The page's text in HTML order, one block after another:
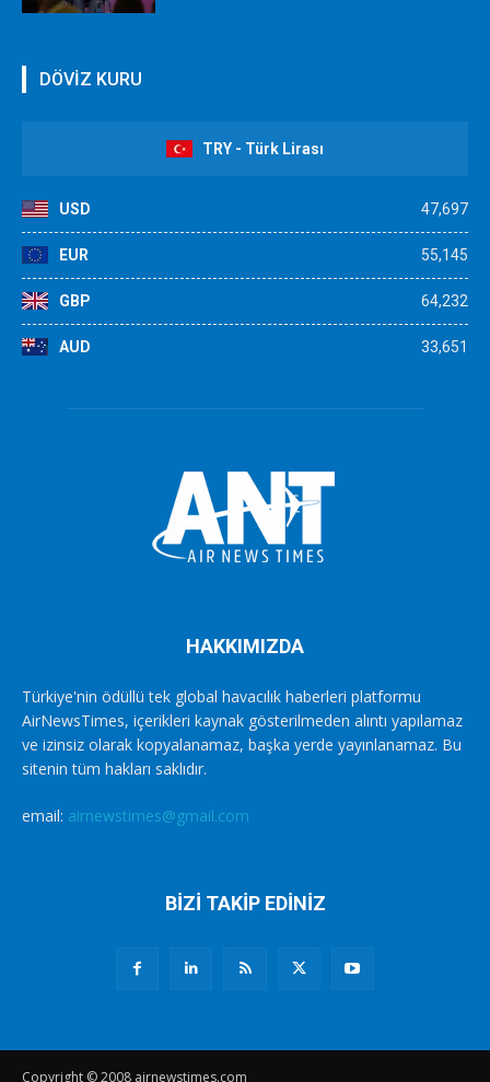
DÖVİZ KURU
TRY - Türk Lirası
USD 47,697
EUR 55,145
GBP 64,232
AUD 33,651
HAKKIMIZDA
Türkiye'nin ödüllü tek global havacılık haberleri platformu
AirNewsTimes, içerikleri kaynak gösterilmeden alıntı yapılamaz
ve izinsiz olarak kopyalanamaz, başka yerde yayınlanamaz. Bu
sitenin tüm hakları saklıdır.
email: airnewstimes@gmail.com
BİZİ TAKİP EDİNİZ
Copyright © 2008 airnewstimes.com